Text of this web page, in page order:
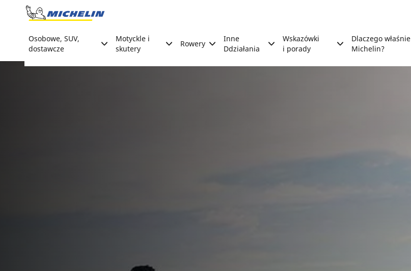
Go to page content
Osobowe, SUV,
dostawcze
Motyckle i
skutery
Rowery
Inne
Ddziałania
Wskazówki
i porady
Dlaczego właśnie
Michelin?